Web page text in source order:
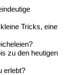
Tricks, eine
zu den heutigen
erlebt?